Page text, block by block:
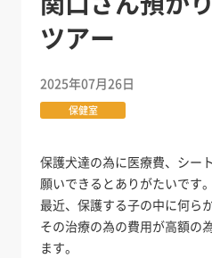
ツアー
2025年07月26日
保健室
保護犬達の為に医療費、シー
願いできるとありがたいです。
最近、保護する子の中に何ら
その治療の為の費用が高額の
ます。